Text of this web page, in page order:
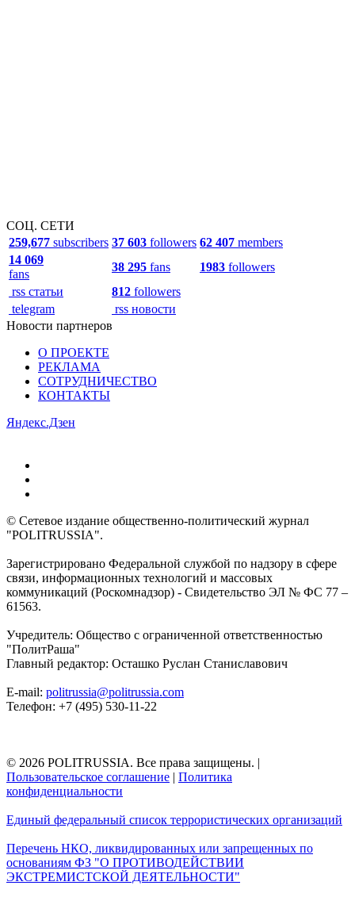
СОЦ. СЕТИ
259,677 subscribers 37 603 followers 62 407 members
14 069
fans
38 295 fans 1983 followers
rss статьи
812 followers
telegram
rss новости
Новости партнеров
О ПРОЕКТЕ
РЕКЛАМА
СОТРУДНИЧЕСТВО
КОНТАКТЫ
Яндекс.Дзен
© Сетевое издание общественно-политический журнал
"POLITRUSSIA".
Зарегистрировано Федеральной службой по надзору в сфере
связи, информационных технологий и массовых
коммуникаций (Роскомнадзор) - Свидетельство ЭЛ № ФС 77 –
61563.
Учредитель: Общество с ограниченной ответственностью
"ПолитРаша"
Главный редактор: Осташко Руслан Станиславович
E-mail: politrussia@politrussia.com
Телефон: +7 (495) 530-11-22
© 2026 POLITRUSSIA. Все права защищены. |
Пользовательское соглашение | Политика
конфиденциальности
Единый федеральный список террористических организаций
Перечень НКО, ликвидированных или запрещенных по
основаниям ФЗ "О ПРОТИВОДЕЙСТВИИ
ЭКСТРЕМИСТСКОЙ ДЕЯТЕЛЬНОСТИ"